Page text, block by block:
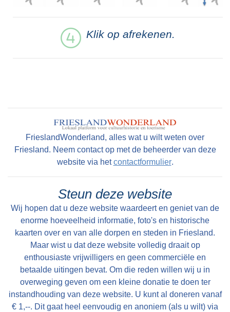
Klik op afrekenen.
FrieslandWonderland, alles wat u wilt weten over
Friesland. Neem contact op met de beheerder van deze
website via hetcontactformulier.
Steun deze website
Wij hopen dat u deze website waardeert en geniet van de
enorme hoeveelheid informatie, foto's en historische
kaarten over en van alle dorpen en steden in Friesland.
Maar wist u dat deze website volledig draait op
enthousiaste vrijwilligers en geen commerciële en
betaalde uitingen bevat. Om die reden willen wij u in
overweging geven om een kleine donatie te doen ter
instandhouding van deze website. U kunt al doneren vanaf
€ 1,--. Dit gaat heel eenvoudig en anoniem (als u wilt) via